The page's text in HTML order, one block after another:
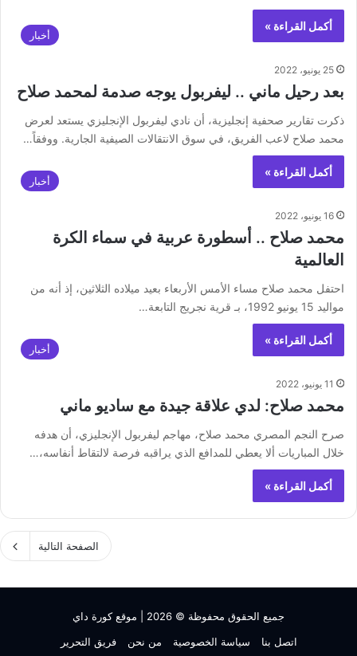
أكمل القراءة »
أخبار
25 يونيو، 2022
بعد رحيل ماني .. ليفربول يوجه صدمة لمحمد صلاح
ذكرت تقارير صحفية إنجليزية، أن نادي ليفربول الإنجليزي يستعد لعرض
محمد صلاح لاعب الفريق، في سوق الانتقالات الصيفية الجارية. ووفقاً…
أكمل القراءة »
أخبار
16 يونيو، 2022
محمد صلاح .. أسطورة عربية في سماء الكرة
العالمية
‏احتفل ‎محمد صلاح مساء الأمس الأربعاء بعيد ميلاده الثلاثين، إذ أنه من
مواليد 15 يونيو 1992، بـ ‎قرية نجريج التابعة…
أكمل القراءة »
أخبار
11 يونيو، 2022
محمد صلاح: لدي علاقة جيدة مع ساديو ماني
‏صرح النجم المصري ‎محمد صلاح، مهاجم ‎ليفربول الإنجليزي، أن هدفه
خلال المباريات ألا يعطي للمدافع الذي يراقبه فرصة لالتقاط أنفاسه،…
أكمل القراءة »
الصفحة التالية
جميع الحقوق محفوظة © 2026 |
موقع كورة داي
اتصل بنا
سياسة الخصوصية من نحن فريق التحرير